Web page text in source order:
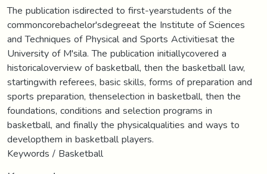
The publication isdirected to first-yearstudents of the
commoncorebachelor'sdegreeat the Institute of Sciences
and Techniques of Physical and Sports Activitiesat the
University of M'sila. The publication initiallycovered a
historicaloverview of basketball, then the basketball law,
startingwith referees, basic skills, forms of preparation and
sports preparation, thenselection in basketball, then the
foundations, conditions and selection programs in
basketball, and finally the physicalqualities and ways to
developthem in basketball players.
Keywords / Basketball